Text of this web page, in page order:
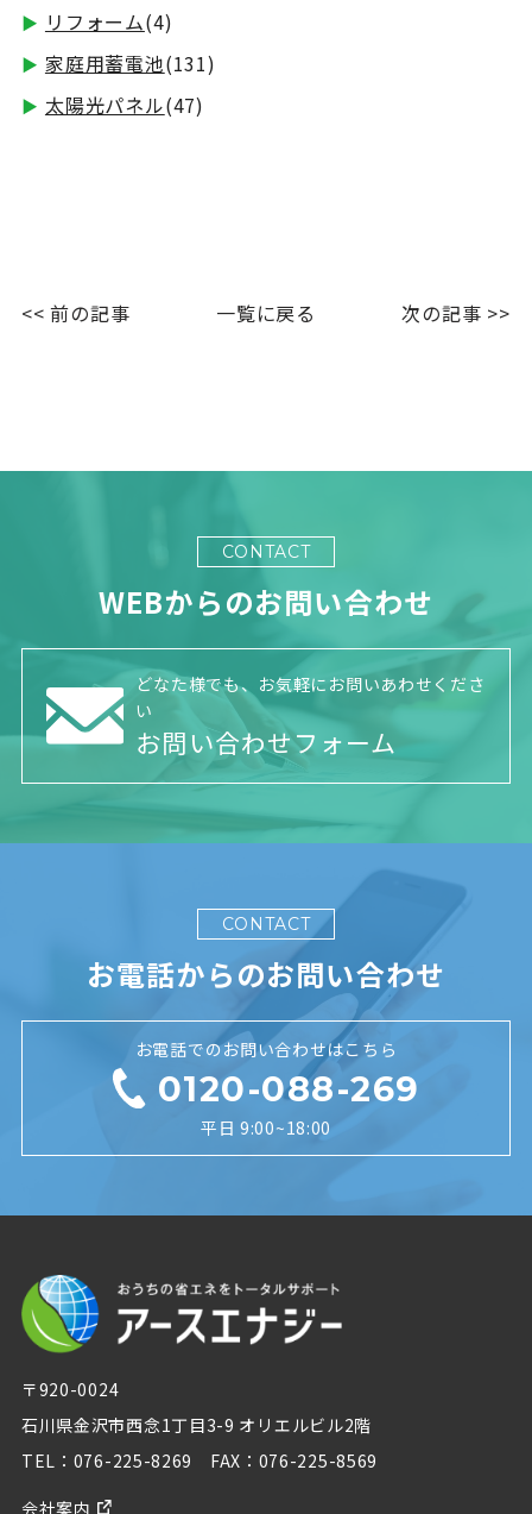
リフォーム(4)
家庭用蓄電池(131)
太陽光パネル(47)
<< 前の記事 一覧に戻る 次の記事 >>
CONTACT
WEBからのお問い合わせ
どなた様でも、お気軽にお問いあわせくださ
い
お問い合わせフォーム
CONTACT
お電話からのお問い合わせ
お電話でのお問い合わせはこちら
0120-088-269
平日 9:00~18:00
〒920-0024
石川県金沢市西念1丁目3-9 オリエルビル2階
TEL：076-225-8269 FAX：076-225-8569
会社案内